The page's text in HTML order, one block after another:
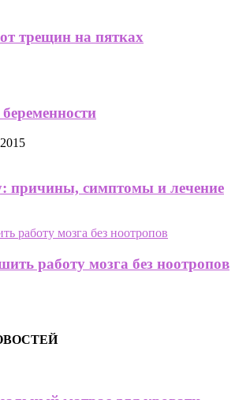
трещин на пятках
причины, симптомы и лечение
работу мозга без ноотропов